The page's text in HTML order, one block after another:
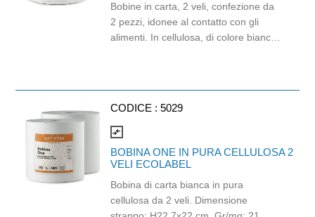
beverage di qualità. Idonea al contatto
con gli alimenti fino a 40°C.
Lunghezza 20 cm, diametro Ø6 mm.
Bobine in carta, 2 veli, confezione da
2 pezzi, idonee al contatto con gli
alimenti. In cellulosa, di colore bianco
CODICE : 5029
compare_arrows
BOBINA ONE IN PURA CELLULOSA 2
VELI ECOLABEL
Bobina di carta bianca in pura
cellulosa da 2 veli. Dimensione